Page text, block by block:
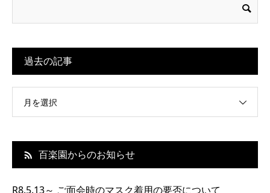
過去の記事
月を選択
百楽園からのお知らせ
R8.5.13～ ご面会時のマスク着用の要否について